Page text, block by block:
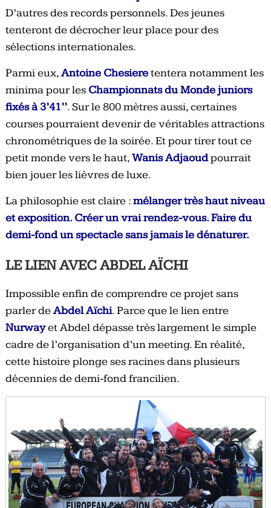
D’autres des records personnels. Des jeunes
tenteront de décrocher leur place pour des
sélections internationales.
Parmi eux,Antoine Chesieretentera notamment les
minima pour les Championnats du Monde juniors
fixés à 3’41’’.Sur le 800 mètres aussi, certaines
courses pourraient devenir de véritables attractions
chronométriques de la soirée. Et pour tirer tout ce
petit monde vers le haut,Wanis Adjaoudpourrait
bien jouer les lièvres de luxe.
La philosophie est claire :mélanger très haut niveau
et exposition. Créer un vrai rendez-vous. Faire du
demi-fond un spectacle sans jamais le dénaturer.
LE LIEN AVEC ABDEL AÏCHI
Impossible enfin de comprendre ce projet sans
parler deAbdel Aïchi.Parce que le lien entre
Nurwayet Abdel dépasse très largement le simple
cadre de l’organisation d’un meeting. En réalité,
cette histoire plonge ses racines dans plusieurs
décennies de demi-fond francilien.